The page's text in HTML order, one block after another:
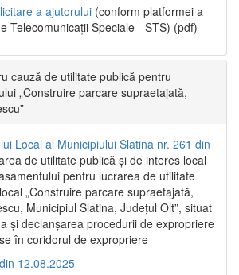
a ajutorului (conform platformei a
Telecomunicații Speciale - STS) (pdf)
cauză de utilitate publică pentru
„Construire parcare supraetajată,
Local al Municipiului Slatina nr. 261 din
de utilitate publică și de interes local
pentru lucrarea de utilitate
„Construire parcare supraetajată,
Municipiul Slatina, Județul Olt”, situat
și declanșarea procedurii de expropriere
în coridorul de expropriere
12.08.2025